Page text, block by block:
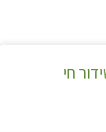
חי